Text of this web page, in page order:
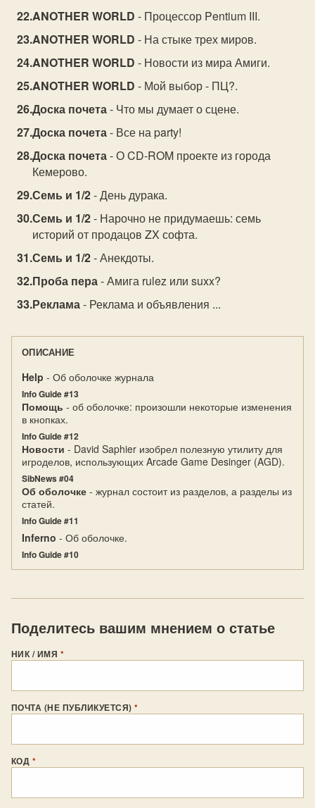
ANOTHER WORLD - Процессор Pentium III.
ANOTHER WORLD - На стыке трех миров.
ANOTHER WORLD - Новости из мира Амиги.
ANOTHER WORLD - Мой выбор - ПЦ?.
Доска почета- Что мы думает о сцене.
Доска почета- Все на party!
Доска почета- О CD-ROM проекте из города
Кемерово.
Семь и 1/2- День дурака.
Семь и 1/2- Нарочно не придумаешь: семь
историй от продацов ZX софта.
Семь и 1/2- Анекдоты.
Проба пера- Амига rulez или suxx?
Реклама- Реклама и объявления ...
ОПИСАНИЕ
Help - Об оболочке журнала
Info Guide #13
Помощь - об оболочке: произошли некоторые изменения
в кнопках.
Info Guide #12
Новости - David Saphier изобрел полезную утилиту для
игроделов, использующих Arcade Game Desinger (AGD).
SibNews #04
Об оболочке - журнал состоит из разделов, а разделы из
статей.
Info Guide #11
Inferno - Об оболочке.
Info Guide #10
Поделитесь вашим мнением о статье
НИК / ИМЯ *
ПОЧТА (НЕ ПУБЛИКУЕТСЯ)*
КОД *